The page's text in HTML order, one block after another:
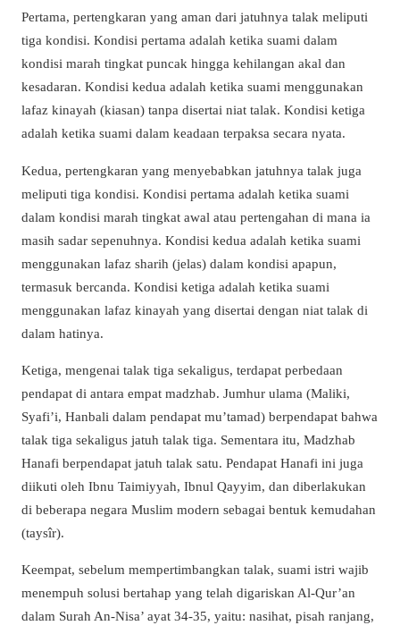
Pertama, pertengkaran yang aman dari jatuhnya talak meliputi
tiga kondisi. Kondisi pertama adalah ketika suami dalam
kondisi marah tingkat puncak hingga kehilangan akal dan
kesadaran. Kondisi kedua adalah ketika suami menggunakan
lafaz kinayah (kiasan) tanpa disertai niat talak. Kondisi ketiga
adalah ketika suami dalam keadaan terpaksa secara nyata.
Kedua, pertengkaran yang menyebabkan jatuhnya talak juga
meliputi tiga kondisi. Kondisi pertama adalah ketika suami
dalam kondisi marah tingkat awal atau pertengahan di mana ia
masih sadar sepenuhnya. Kondisi kedua adalah ketika suami
menggunakan lafaz sharih (jelas) dalam kondisi apapun,
termasuk bercanda. Kondisi ketiga adalah ketika suami
menggunakan lafaz kinayah yang disertai dengan niat talak di
dalam hatinya.
Ketiga, mengenai talak tiga sekaligus, terdapat perbedaan
pendapat di antara empat madzhab. Jumhur ulama (Maliki,
Syafi’i, Hanbali dalam pendapat mu’tamad) berpendapat bahwa
talak tiga sekaligus jatuh talak tiga. Sementara itu, Madzhab
Hanafi berpendapat jatuh talak satu. Pendapat Hanafi ini juga
diikuti oleh Ibnu Taimiyyah, Ibnul Qayyim, dan diberlakukan
di beberapa negara Muslim modern sebagai bentuk kemudahan
(taysîr).
Keempat, sebelum mempertimbangkan talak, suami istri wajib
menempuh solusi bertahap yang telah digariskan Al-Qur’an
dalam Surah An-Nisa’ ayat 34-35, yaitu: nasihat, pisah ranjang,